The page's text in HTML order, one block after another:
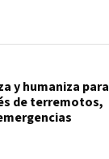
y humaniza para
de terremotos,